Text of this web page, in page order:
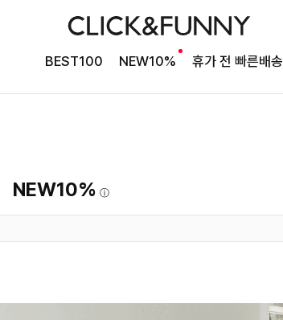
BEST100 NEW10% 휴가 전 빠른배송
NEW10% ⓘ